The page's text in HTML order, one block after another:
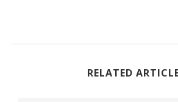
RELATED